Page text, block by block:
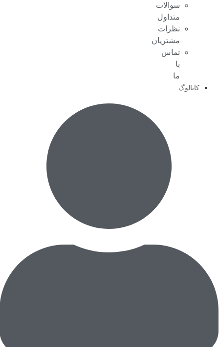
سوالات
متداول
نظرات
مشتریان
تماس
با
ما
کاتالوگ